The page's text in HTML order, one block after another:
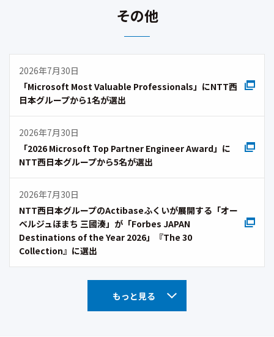
その他
2026年7月30日
「Microsoft Most Valuable Professionals」にNTT西
日本グループから1名が選出
2026年7月30日
「2026 Microsoft Top Partner Engineer Award」に
NTT西日本グループから5名が選出
2026年7月30日
NTT西日本グループのActibaseふくいが展開する「オー
ベルジュほまち 三國湊」が「Forbes JAPAN
Destinations of the Year 2026」『The 30
Collection』に選出
もっと見る